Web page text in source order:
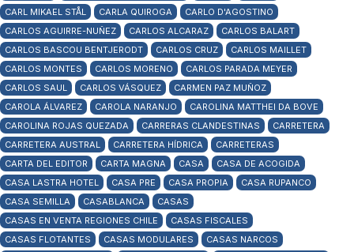
CARL MIKAEL STÅL
CARLA QUIROGA
CARLO D'AGOSTINO
CARLOS AGUIRRE-NUÑEZ
CARLOS ALCARAZ
CARLOS BALART
CARLOS BASCOU BENTJERODT
CARLOS CRUZ
CARLOS MAILLET
CARLOS MONTES
CARLOS MORENO
CARLOS PARADA MEYER
CARLOS SAUL
CARLOS VÁSQUEZ
CARMEN PAZ MUÑOZ
CAROLA ÁLVAREZ
CAROLA NARANJO
CAROLINA MATTHEI DA BOVE
CAROLINA ROJAS QUEZADA
CARRERAS CLANDESTINAS
CARRETERA
CARRETERA AUSTRAL
CARRETERA HÍDRICA
CARRETERAS
CARTA DEL EDITOR
CARTA MAGNA CASA
CASA DE ACOGIDA
CASA LASTRA HOTEL
CASA PRE CASA PROPIA
CASA RUPANCO
CASA SEMILLA
CASABLANCA
CASAS
CASAS EN VENTA REGIONES CHILE
CASAS FISCALES
CASAS FLOTANTES
CASAS MODULARES
CASAS NARCOS